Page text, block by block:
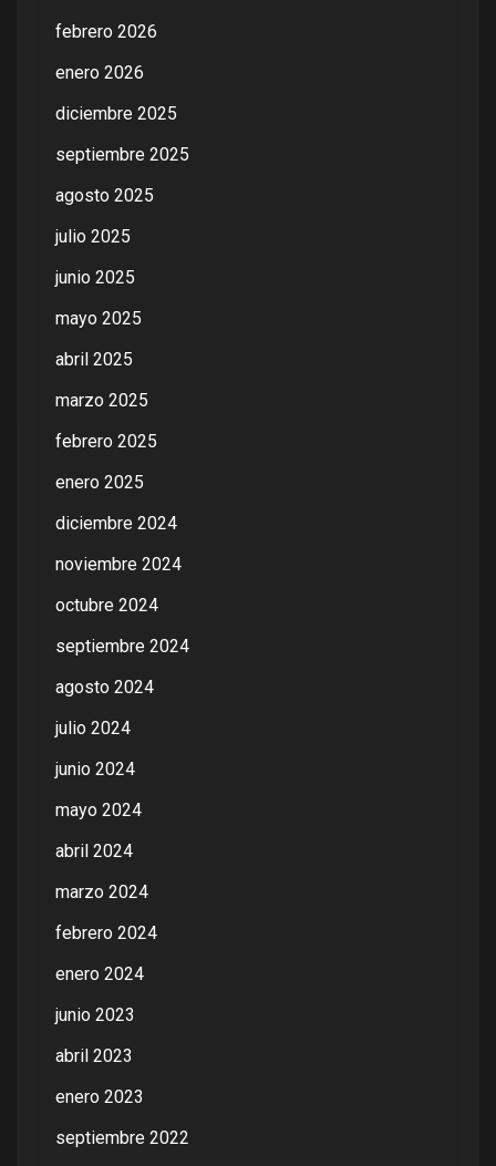
febrero 2026
enero 2026
diciembre 2025
septiembre 2025
agosto 2025
julio 2025
junio 2025
mayo 2025
abril 2025
marzo 2025
febrero 2025
enero 2025
diciembre 2024
noviembre 2024
octubre 2024
septiembre 2024
agosto 2024
julio 2024
junio 2024
mayo 2024
abril 2024
marzo 2024
febrero 2024
enero 2024
junio 2023
abril 2023
enero 2023
septiembre 2022